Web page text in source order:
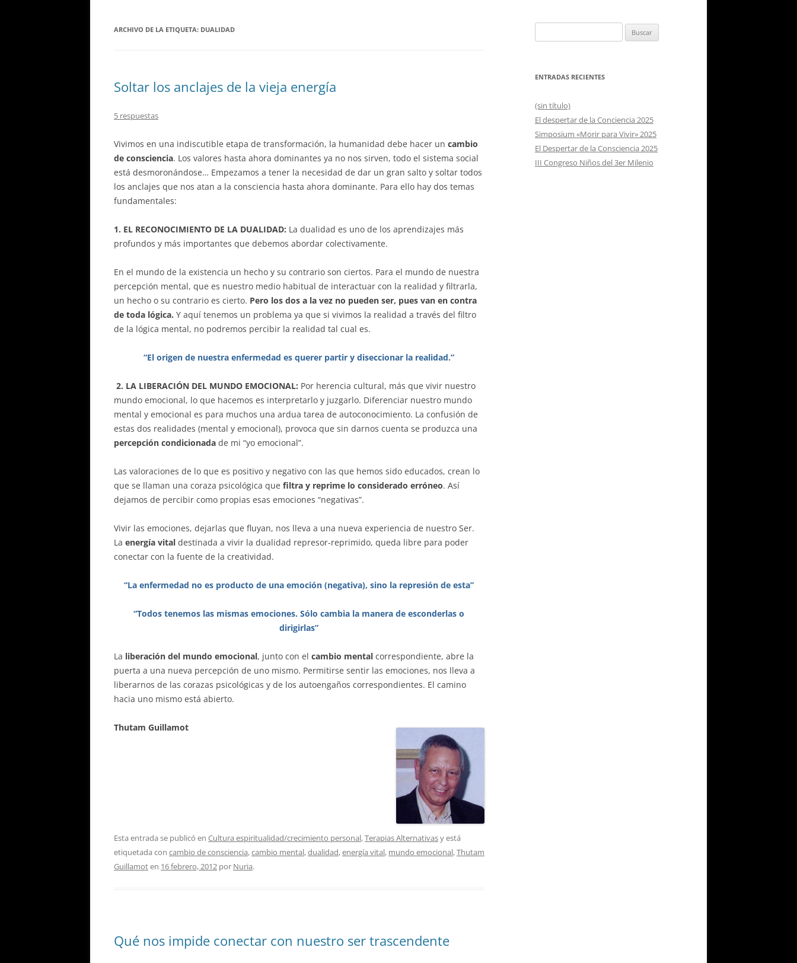
ARCHIVO DE LA ETIQUETA: DUALIDAD
Soltar los anclajes de la vieja energía
5 respuestas
Vivimos en una indiscutible etapa de transformación, la humanidad debe hacer un cambio
de consciencia. Los valores hasta ahora dominantes ya no nos sirven, todo el sistema social
está desmoronándose… Empezamos a tener la necesidad de dar un gran salto y soltar todos
los anclajes que nos atan a la consciencia hasta ahora dominante. Para ello hay dos temas
fundamentales:
1. EL RECONOCIMIENTO DE LA DUALIDAD: La dualidad es uno de los aprendizajes más
profundos y más importantes que debemos abordar colectivamente.
En el mundo de la existencia un hecho y su contrario son ciertos. Para el mundo de nuestra
percepción mental, que es nuestro medio habitual de interactuar con la realidad y filtrarla,
un hecho o su contrario es cierto. Pero los dos a la vez no pueden ser, pues van en contra
de toda lógica. Y aquí tenemos un problema ya que si vivimos la realidad a través del filtro
de la lógica mental, no podremos percibir la realidad tal cual es.
“El origen de nuestra enfermedad es querer partir y diseccionar la realidad.”
2. LA LIBERACIÓN DEL MUNDO EMOCIONAL: Por herencia cultural, más que vivir nuestro
mundo emocional, lo que hacemos es interpretarlo y juzgarlo. Diferenciar nuestro mundo
mental y emocional es para muchos una ardua tarea de autoconocimiento. La confusión de
estas dos realidades (mental y emocional), provoca que sin darnos cuenta se produzca una
percepción condicionada de mi “yo emocional”.
Las valoraciones de lo que es positivo y negativo con las que hemos sido educados, crean lo
que se llaman una coraza psicológica que filtra y reprime lo considerado erróneo. Así
dejamos de percibir como propias esas emociones “negativas”.
Vivir las emociones, dejarlas que fluyan, nos lleva a una nueva experiencia de nuestro Ser.
La energía vital destinada a vivir la dualidad represor-reprimido, queda libre para poder
conectar con la fuente de la creatividad.
“La enfermedad no es producto de una emoción (negativa), sino la represión de esta”
“Todos tenemos las mismas emociones. Sólo cambia la manera de esconderlas o
dirigirlas”
La liberación del mundo emocional, junto con el cambio mental correspondiente, abre la
puerta a una nueva percepción de uno mismo. Permitirse sentir las emociones, nos lleva a
liberarnos de las corazas psicológicas y de los autoengaños correspondientes. El camino
hacia uno mismo está abierto.
Thutam Guillamot
Esta entrada se publicó en Cultura espiritualidad/crecimiento personal,Terapias Alternativasy está
etiquetada con cambio de consciencia,cambio mental,dualidad,energía vital, mundo emocional,Thutam
Guillamoten 16 febrero, 2012 por Nuria.
Qué nos impide conectar con nuestro ser trascendente
ENTRADAS RECIENTES
(sin título)
El despertar de la Conciencia 2025
Simposium «Morir para Vivir» 2025
El Despertar de la Consciencia 2025
III Congreso Niños del 3er Milenio